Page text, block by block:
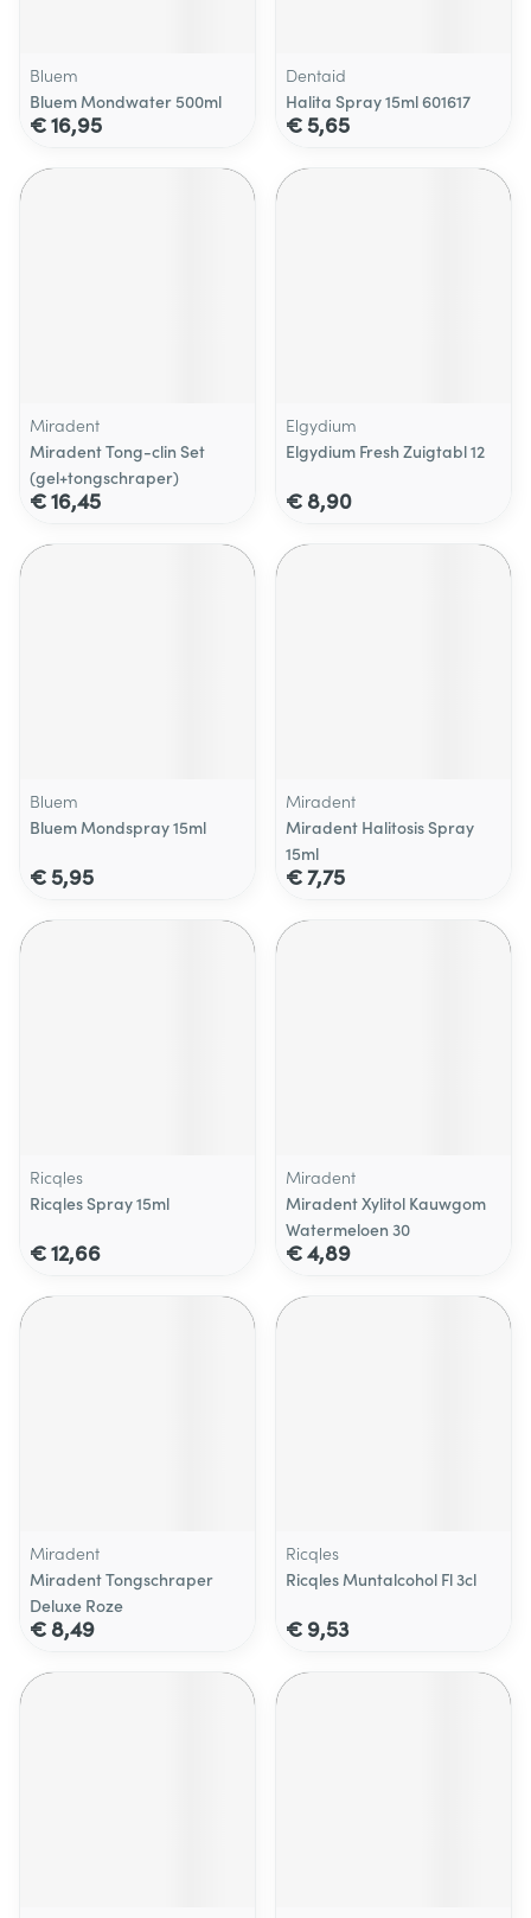
Bluem
Bluem Mondwater 500ml
€ 16,95
Dentaid
Halita Spray 15ml 601617
€ 5,65
Miradent
Miradent Tong-clin Set
(gel+tongschraper)
€ 16,45
Elgydium
Elgydium Fresh Zuigtabl 12
€ 8,90
Bluem
Bluem Mondspray 15ml
€ 5,95
Miradent
Miradent Halitosis Spray
15ml
€ 7,75
Ricqles
Ricqles Spray 15ml
€ 12,66
Miradent
Miradent Xylitol Kauwgom
Watermeloen 30
€ 4,89
Miradent
Miradent Tongschraper
Deluxe Roze
€ 8,49
Ricqles
Ricqles Muntalcohol Fl 3cl
€ 9,53